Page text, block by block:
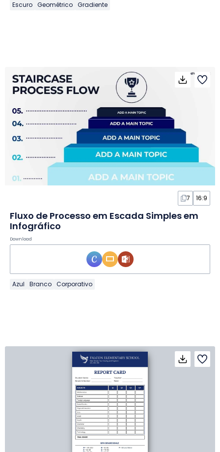
Escuro Geométrico Gradiente
7 16:9
Fluxo de Processo em Escada Simples em
Infográfico
Download
Azul Branco Corporativo